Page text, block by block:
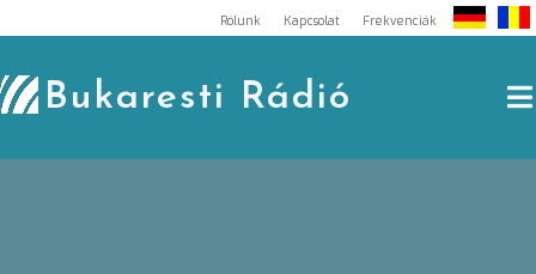
to
content
Rólunk Kapcsolat Frekvenciák
Bukaresti Rádió